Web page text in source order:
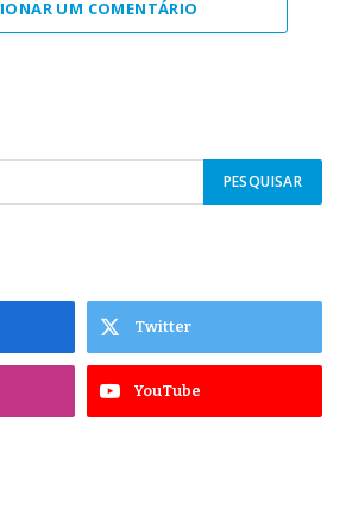
UM COMENTÁRIO
Twitter
YouTube